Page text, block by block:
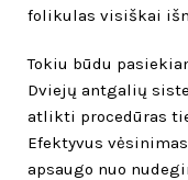
folikulas visiškai
Tokiu būdu
Dviejų antgalių
atlikti procedūras
Efektyvus
apsaugo nuo